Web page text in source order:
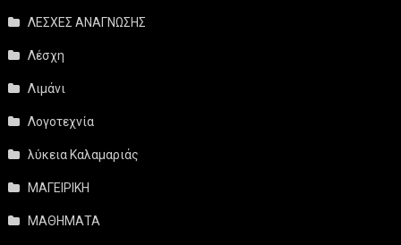
ΛΕΣΧΕΣ ΑΝΑΓΝΩΣΗΣ
Λέσχη
Λιμάνι
Λογοτεχνία
λύκεια Καλαμαριάς
ΜΑΓΕΙΡΙΚΗ
ΜΑΘΗΜΑΤΑ